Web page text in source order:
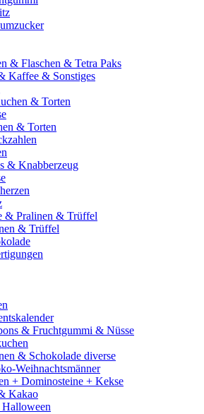
& Flaschen & Tetra Paks
Kaffee & Sonstiges
& Torten
& Torten
& Knabberzeug
& Pralinen & Trüffel
& Trüffel
& Fruchtgummi & Nüsse
& Schokolade diverse
Weihnachtsmänner
+ Dominosteine + Kekse
Kakao